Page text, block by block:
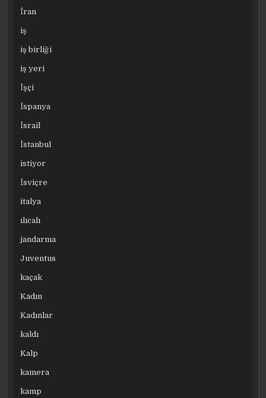
İran
iş
iş birliği
iş yeri
İşçi
İspanya
İsrail
İstanbul
istiyor
İsviçre
italya
ılıcalı
jandarma
Juventus
kaçak
Kadın
Kadınlar
kaldı
Kalp
kamera
kamp